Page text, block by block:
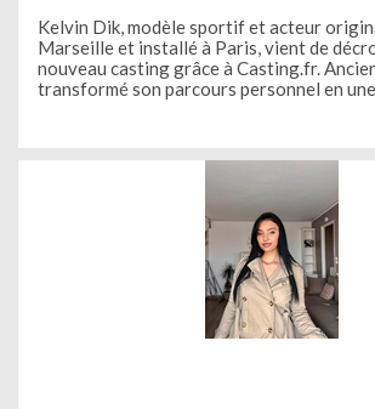
Kelvin Dik, modèle sportif et acteur
Marseille et installé à Paris, vient de
nouveau casting grâce à Casting.fr.
transformé son parcours personnel en